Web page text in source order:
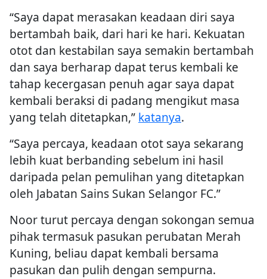
“Saya dapat merasakan keadaan diri saya
bertambah baik, dari hari ke hari. Kekuatan
otot dan kestabilan saya semakin bertambah
dan saya berharap dapat terus kembali ke
tahap kecergasan penuh agar saya dapat
kembali beraksi di padang mengikut masa
yang telah ditetapkan,” katanya.
“Saya percaya, keadaan otot saya sekarang
lebih kuat berbanding sebelum ini hasil
daripada pelan pemulihan yang ditetapkan
oleh Jabatan Sains Sukan Selangor FC.”
Noor turut percaya dengan sokongan semua
pihak termasuk pasukan perubatan Merah
Kuning, beliau dapat kembali bersama
pasukan dan pulih dengan sempurna.